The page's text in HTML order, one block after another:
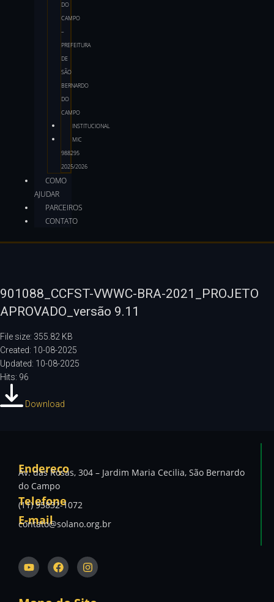
DO
CAMPO
–
PREFEITURA
DE
SÃO
BERNARDO
DO
CAMPO
INSTITUCIONAL
MIC
988295
2025/2026
COMO
AJUDAR
PARCEIROS
CONTATO
901088_CCFST-VWWC-BRA-2021_PROJETO
APROVADO_versão 9.11
File size: 355.82 KB
Created: 10-08-2025
Updated: 10-08-2025
Hits: 96
Download
Endereço
Av. das Rosas, 304 – Jardim Maria Cecilia, São Bernardo
do Campo
Telefone
(11) 95832-1072
E-mail
contato@solano.org.br